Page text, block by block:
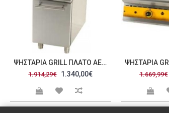
ΨΗΣΤΑΡΙΆ GRILL ΠΛΑΤΌ ΑΕΡΊΟΥ ΜΕ ΕΡΜΆΡΙΟ 40
1.914,29€ 1.340,00€ 1.669,99€